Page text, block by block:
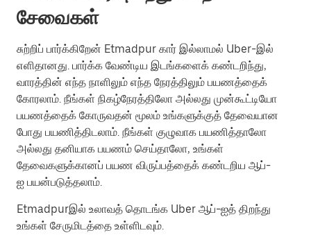
சேவைகள்
சுற்றிப் பார்க்கிறேன் Etmadpur கார் இல்லாமல் Uber-இல்
எளிதானது. பார்க்க வேண்டிய இடங்களைக் கண்டறிந்து,
வாரத்தின் எந்த நாளிலும் எந்த நேரத்திலும் பயணத்தைக்
கோரலாம். நீங்கள் நிகழ்நேரத்திலோ அல்லது முன்கூட்டியோ
பயணத்தைக் கோருவதன் மூலம் உங்களுக்குத் தேவையான
போது பயணித்திடலாம். நீங்கள் குழுவாக பயணித்தாலோ
அல்லது தனியாக பயணம் செய்தாலோ, உங்கள்
தேவைகளுக்கானப் பயண விருப்பத்தைக் கண்டறிய ஆப்-
ஐ பயன்படுத்தலாம்.
Etmadpurஇல் உலாவத் தொடங்க Uber ஆப்-ஐத் திறந்து
உங்கள் சேருமிடத்தை உள்ளிடவும்.